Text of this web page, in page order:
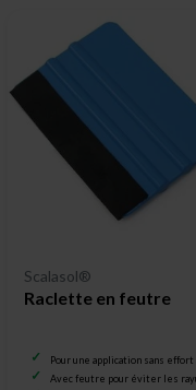
Scalasol®
Raclette en feutre
Pour une application sans
Avec feutre pour éviter les